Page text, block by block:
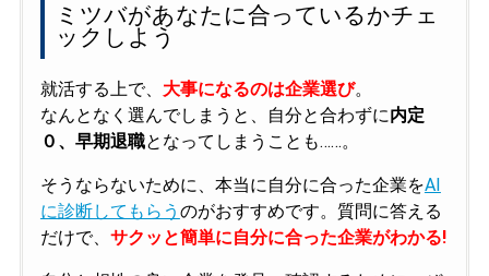
ミツバがあなたに合っているかチェ
ックしよう
就活する上で、 大事になるのは企業選び。
なんとなく選んでしまうと、自分と合わずに内定
０、早期退職となってしまうことも……。
そうならないために、本当に自分に合った企業をAI
に診断してもらう のがおすすめです。質問に答える
だけで、 サクッと簡単に自分に合った企業がわかる!